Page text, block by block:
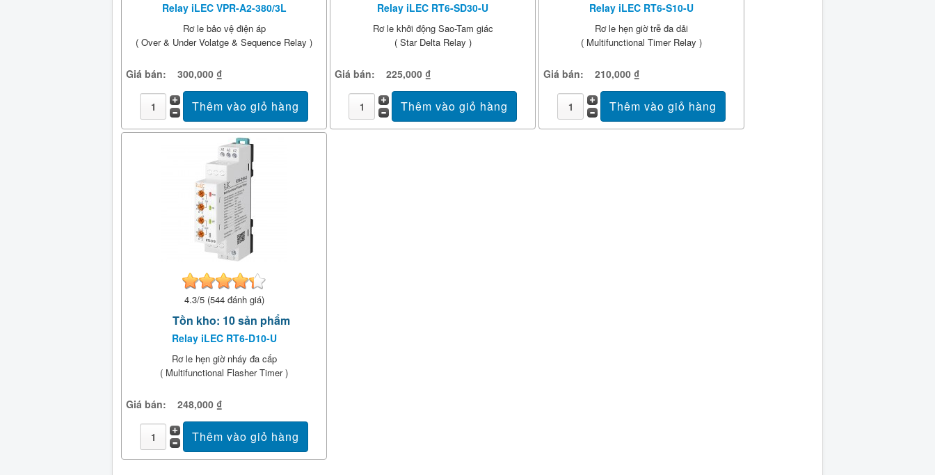
Relay iLEC VPR-A2-380/3L
Rơ le bảo vệ điện áp
( Over & Under Volatge & Sequence Relay )
Giá bán: 300,000 ₫
Relay iLEC RT6-SD30-U
Rơ le khởi động Sao-Tam giác
( Star Delta Relay )
Giá bán: 225,000 ₫
Relay iLEC RT6-S10-U
Rơ le hẹn giờ trễ đa dải
( Multifunctional Timer Relay )
Giá bán: 210,000 ₫
4.3/5 (544 đánh giá)
Tồn kho: 10 sản phẩm
Relay iLEC RT6-D10-U
Rơ le hẹn giờ nháy đa cấp
( Multifunctional Flasher Timer )
Giá bán: 248,000 ₫